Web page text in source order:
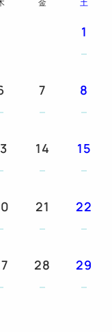
すがお日にちに
カード』ご利用
）
下さい。
）（当日昼
金 土
1
7 8
14 15
21 22
28 29